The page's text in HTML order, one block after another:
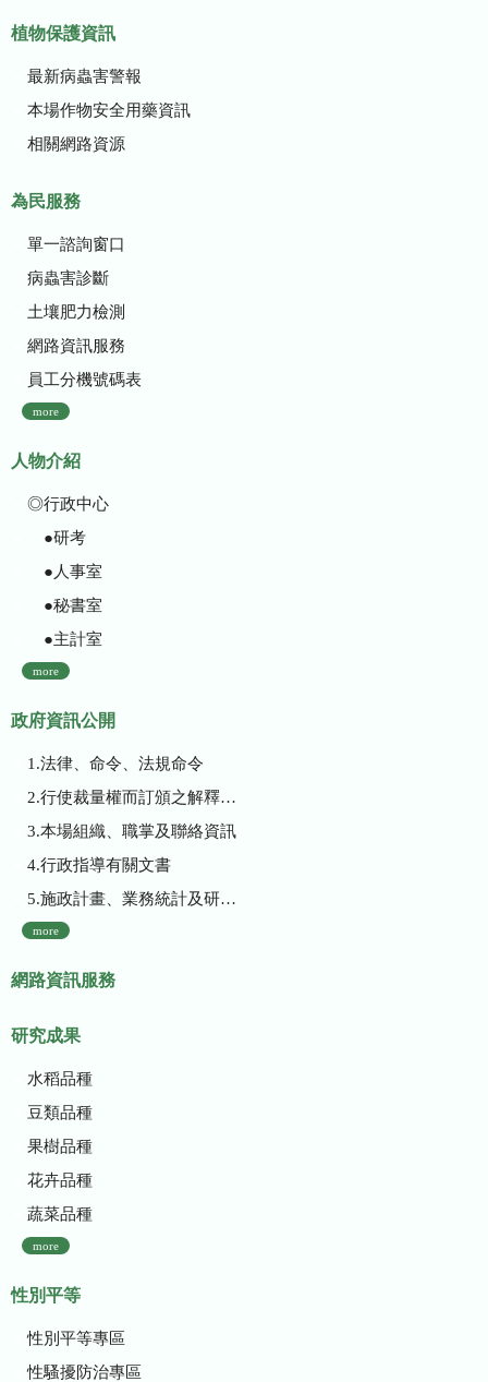
植物保護資訊
最新病蟲害警報
本場作物安全用藥資訊
相關網路資源
為民服務
單一諮詢窗口
病蟲害診斷
土壤肥力檢測
網路資訊服務
員工分機號碼表
more
人物介紹
◎行政中心
●研考
●人事室
●秘書室
●主計室
more
政府資訊公開
1.法律、命令、法規命令
2.行使裁量權而訂頒之解釋性規定及裁量基準
3.本場組織、職掌及聯絡資訊
4.行政指導有關文書
5.施政計畫、業務統計及研究報告
more
網路資訊服務
研究成果
水稻品種
豆類品種
果樹品種
花卉品種
蔬菜品種
more
性別平等
性別平等專區
性騷擾防治專區